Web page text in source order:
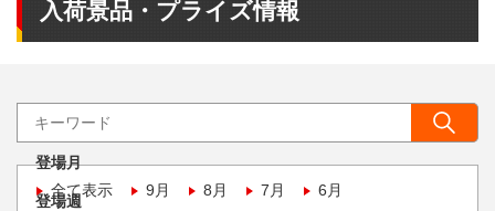
入荷景品・プライズ情報
登場月
全て表示
9月 8月 7月 6月
登場週